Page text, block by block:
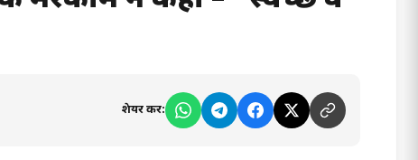
शेयर करें: